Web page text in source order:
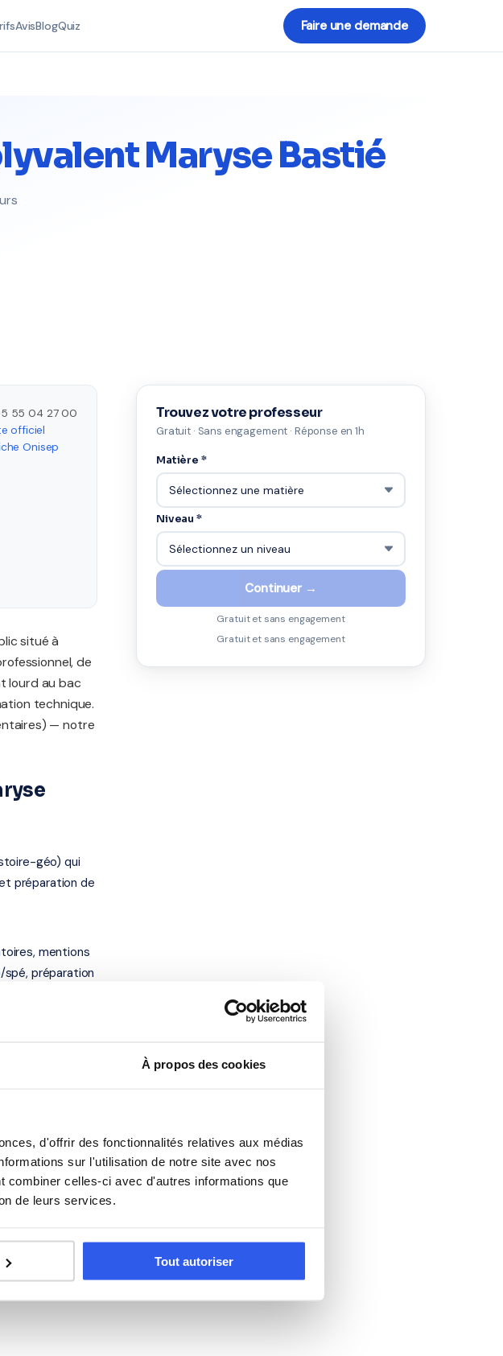
À propos des cookies
d'offrir des fonctionnalités relatives aux médias
sur l'utilisation de notre site avec nos
combiner celles-ci avec d'autres informations que
de leurs services.
Tout autoriser
AvisBlogQuiz Faire une demande
Maryse Bastié
55 04 27 00
officiel
Onisep
situé à
de
lourd au bac
technique.
— notre
géo) qui
préparation de
mentions
préparation
organisme
Trouvez votre professeur
Gratuit · Sans engagement · Réponse en 1h
Matière *
Niveau *
Continuer →
Gratuit et sans engagement
Gratuit et sans engagement